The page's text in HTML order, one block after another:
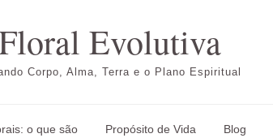
Evolutiva
Corpo, Alma, Terra e o Plano Espiritual
o que são Propósito de Vida Blog